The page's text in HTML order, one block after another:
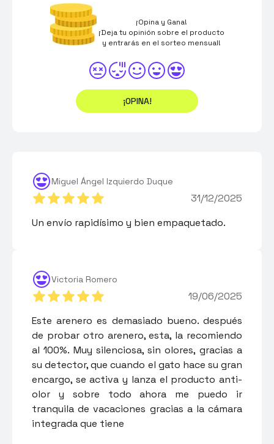
¡Opina y Gana!
¡Deja tu opinión sobre el producto
y entrarás en el sorteo mensual!
¡OPINA!
Miguel Ángel Izquierdo Duque
31/12/2025
Un envío rapidísimo y bien empaquetado.
Victoria Romero
19/06/2025
Este arenero es demasiado bueno. después
de probar otro arenero, esta, la recomiendo
al 100%. Muy silenciosa, sin olores, gracias a
su detector, que cuando el gato hace su gran
encargo, se activa y lanza el producto anti-
olor y sobre todo ahora me puedo ir
tranquila de vacaciones gracias a la cámara
integrada que tiene